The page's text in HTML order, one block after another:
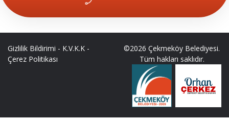
Gizlilik Bildirimi - K.V.K.K -
Çerez Politikası
©2026 Çekmeköy Belediyesi.
Tüm hakları saklıdır.